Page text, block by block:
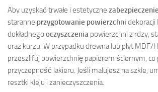
Aby uzyskać trwałe i estetyczne zabezpieczenie
staranne przygotowanie powierzchni dekoracji
dokładnego oczyszczenia powierzchni z rdzy,
oraz kurzu. W przypadku drewna lub płyt MDF/
przeszlifuj powierzchnię papierem ściernym,
przyczepność lakieru. Jeśli malujesz na szkle,
resztki kleju i zanieczyszczenia.